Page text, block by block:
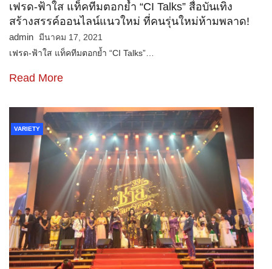
เฟรด-ฟ้าใส แท็คทีมตอกย้ำ “CI Talks” สื่อบันเทิง
สร้างสรรค์ออนไลน์แนวใหม่ ที่คนรุ่นใหม่ห้ามพลาด!
admin
มีนาคม 17, 2021
เฟรด-ฟ้าใส แท็คทีมตอกย้ำ “CI Talks”…
Read More
VARIETY